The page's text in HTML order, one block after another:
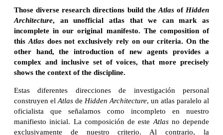
Those diverse research directions build theAtlasof Hidden
Architecture, an unofficial atlas that we can mark as
incomplete in our original manifesto. The composition of
thisAtlasdoes not exclusively rely on our criteria. On the
other hand, the introduction of new agents provides a
complex and inclusive set of voices, that more precisely
shows the context of the discipline.
Estas diferentes direcciones de investigación personal
construyen elAtlas de Hidden Architecture, un atlas paralelo al
oficialista que señalamos como incompleto en nuestro
manifiesto inicial. La composición de esteAtlasno depende
exclusivamente de nuestro criterio. Al contrario, la